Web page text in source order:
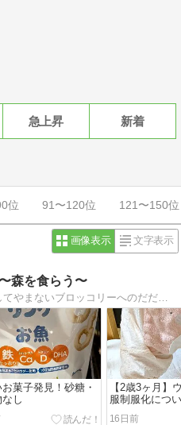
急上昇 新着
位 91〜120位 121〜150位
画像表示 文字表示
森を食らう〜
アラサー主婦のブロっ子。愛してやまないブロッコリーへのだだ漏れの愛と日常、そして読書。心の中のお友達、ブロッコリーのブー君とはいつも一緒。
菓子発見！砂糖・
し
【2歳3ヶ月】
服制服化につ
16日前